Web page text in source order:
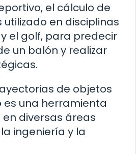
el cálculo de
en disciplinas
el golf, para predecir
un balón y realizar
de objetos
es una herramienta
diversas áreas
ingeniería y la